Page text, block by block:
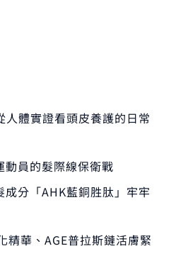
體實證看頭皮養護的日常
員的髮際線保衛戰
分「AHK藍銅胜肽」牢牢
精華、AGE普拉斯鏈活膚緊